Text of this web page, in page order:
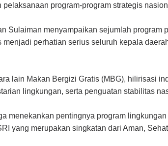
program-program strategis
Sulaiman menyampaikan sejumlah program
menjadi perhatian serius seluruh kepala
lain Makan Bergizi Gratis (MBG), hilirisasi
lingkungan, serta penguatan stabilitas
menekankan pentingnya program
yang merupakan singkatan dari Aman,